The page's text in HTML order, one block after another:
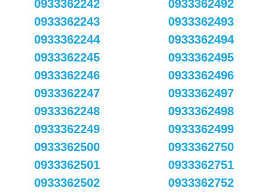
0933362242
0933362243
0933362244
0933362245
0933362246
0933362247
0933362248
0933362249
0933362492
0933362493
0933362494
0933362495
0933362496
0933362497
0933362498
0933362499
0933362500
0933362501
0933362502
0933362750
0933362751
0933362752